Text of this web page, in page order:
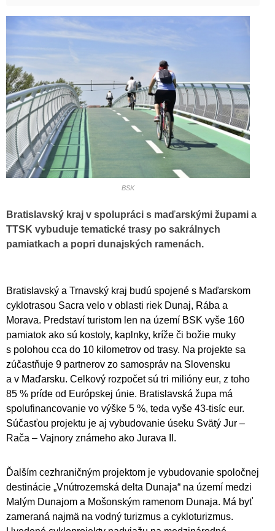
BSK
Bratislavský kraj v spolupráci s maďarskými župami a
TTSK vybuduje tematické trasy po sakrálnych
pamiatkach a popri dunajských ramenách.
Bratislavský a Trnavský kraj budú spojené s Maďarskom
cyklotrasou Sacra velo v oblasti riek Dunaj, Rába a
Morava. Predstaví turistom len na území BSK vyše 160
pamiatok ako sú kostoly, kaplnky, kríže či božie muky
s polohou cca do 10 kilometrov od trasy. Na projekte sa
zúčastňuje 9 partnerov zo samospráv na Slovensku
a v Maďarsku. Celkový rozpočet sú tri milióny eur, z toho
85 % príde od Európskej únie. Bratislavská župa má
spolufinancovanie vo výške 5 %, teda vyše 43-tisíc eur.
Súčasťou projektu je aj vybudovanie úseku Svätý Jur –
Rača – Vajnory známeho ako Jurava II.
Ďalším cezhraničným projektom je vybudovanie spoločnej
destinácie „Vnútrozemská delta Dunaja“ na území medzi
Malým Dunajom a Mošonským ramenom Dunaja. Má byť
zameraná najmä na vodný turizmus a cykloturizmus.